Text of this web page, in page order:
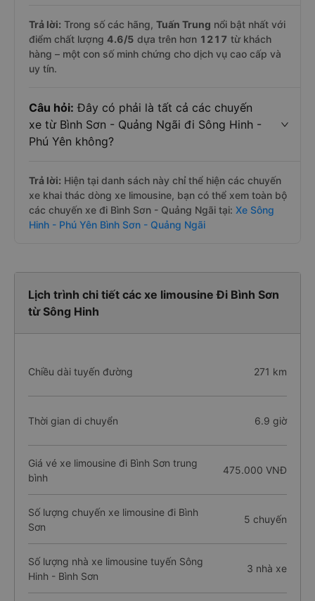
Trả lời: Trong số các hãng, Tuấn Trung nổi bật nhất với
điểm chất lượng 4.6/5 dựa trên hơn 1217 từ khách
hàng – một con số minh chứng cho dịch vụ cao cấp và
uy tín.
Câu hỏi: Đây có phải là tất cả các chuyến
xe từ Bình Sơn - Quảng Ngãi đi Sông Hinh -
Phú Yên không?
Trả lời: Hiện tại danh sách này chỉ thể hiện các chuyến
xe khai thác dòng xe limousine, bạn có thể xem toàn bộ
các chuyến xe đi Bình Sơn - Quảng Ngãi tại: Xe Sông
Hinh - Phú Yên Bình Sơn - Quảng Ngãi
Lịch trình chi tiết các xe limousine Đi Bình Sơn
từ Sông Hinh
Chiều dài tuyến đường 271 km
Thời gian di chuyển 6.9 giờ
Giá vé xe limousine đi Bình Sơn trung
bình
475.000 VNĐ
Số lượng chuyến xe limousine đi Bình
Sơn
5 chuyến
Số lượng nhà xe limousine tuyến Sông
Hinh - Bình Sơn
3 nhà xe